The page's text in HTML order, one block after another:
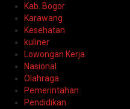
Kab. Bogor
Karawang
Kesehatan
kuliner
Lowongan Kerja
Nasional
Olahraga
Pemerintahan
Pendidikan